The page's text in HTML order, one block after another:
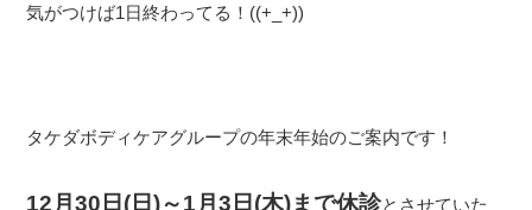
気がつけば1日終わってる！((+_+))
タケダボディケアグループの年末年始のご案内です！
12月30日(日)～1月3日(木)まで休診とさせていた